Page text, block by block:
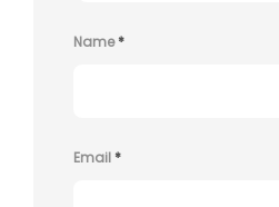
Name*
Email*